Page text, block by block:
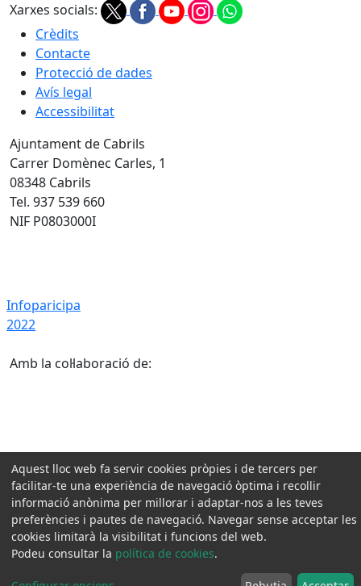
Xarxes socials:
Crèdits
Contacte
Protecció de dades
Avís legal
Accessibilitat
Ajuntament de Cabrils
Carrer Domènec Carles, 1
08348 Cabrils
Tel. 937 539 660
NIF P0803000I
Infoparicipa
2022
Amb la col·laboració de:
Aquest lloc web fa servir cookies pròpies i de tercers per
facilitar-te una experiència de navegació òptima i recollir
informació anònima per millorar i adaptar-nos a les teves
preferències i pautes de navegació. Navegar sense acceptar les
cookies limitarà la visibilitat i funcions del web.
Podeu consultar la política de cookies.